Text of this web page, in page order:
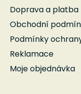
Doprava a platba
Obchodní
Podmínky
Reklamace
Moje objednávka